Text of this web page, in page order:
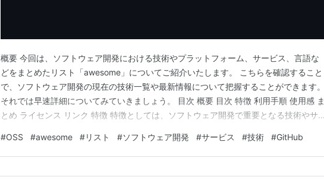
概要 今回は、ソフトウェア開発における技術やプラットフォーム、サービス、言語な
どをまとめたリスト「awesome」についてご紹介いたします。 こちらを確認すること
で、ソフトウェア開発の現在の技術一覧や最新情報について把握することができます。
それでは早速詳細についてみていきましょう。 目次 概要 目次 特徴 利用手順 使用感 ま
とめ ライセンス リンク 特徴 特徴としては、ソフトウェア開発で重要となる技術やサ
いました。 プラットフォーム プログラミング言語 フロントエンド開発 バックエンド
開発 コンピュータサイエンス…
#OSS #awesome #リスト #ソフトウェア開発 #サービス #技術 #GitHub